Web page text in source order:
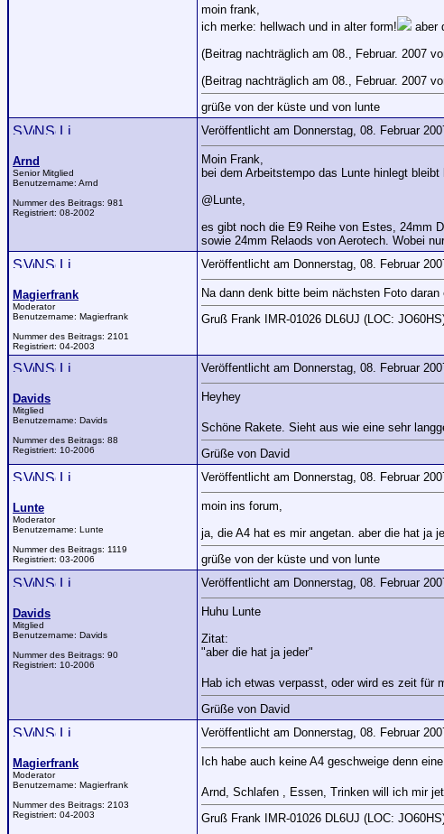
moin frank,
ich merke: hellwach und in alter form!
aber
(Beitrag nachträglich am 08., Februar. 2007
(Beitrag nachträglich am 08., Februar. 2007
grüße von der küste und von lunte
Arnd
Senior Mitglied
Benutzername: Arnd
Nummer des Beitrags: 981
Registriert: 08-2002
Veröffentlicht am Donnerstag, 08. Februar
Moin Frank,
bei dem Arbeitstempo das Lunte hinlegt
@Lunte,
es gibt noch die E9 Reihe von Estes, 24mm
sowie 24mm Relaods von Aerotech. Wobei
Magierfrank
Moderator
Benutzername: Magierfrank
Nummer des Beitrags: 2101
Registriert: 04-2003
Veröffentlicht am Donnerstag, 08. Februar
Na dann denk bitte beim nächsten Foto
Gruß Frank IMR-01026 DL6UJ (LOC:
Davids
Mitglied
Benutzername: Davids
Nummer des Beitrags: 88
Registriert: 10-2006
Veröffentlicht am Donnerstag, 08. Februar
Heyhey
Schöne Rakete. Sieht aus wie eine sehr
Grüße von David
Lunte
Moderator
Benutzername: Lunte
Nummer des Beitrags: 1119
Registriert: 03-2006
Veröffentlicht am Donnerstag, 08. Februar
moin ins forum,
ja, die A4 hat es mir angetan. aber die hat ja
grüße von der küste und von lunte
Davids
Mitglied
Benutzername: Davids
Nummer des Beitrags: 90
Registriert: 10-2006
Veröffentlicht am Donnerstag, 08. Februar
Huhu Lunte
Zitat:
"aber die hat ja jeder"
Hab ich etwas verpasst, oder wird es zeit für
Grüße von David
Magierfrank
Moderator
Benutzername: Magierfrank
Nummer des Beitrags: 2103
Registriert: 04-2003
Veröffentlicht am Donnerstag, 08. Februar
Ich habe auch keine A4 geschweige denn eine
Arnd, Schlafen , Essen, Trinken will ich mir
Gruß Frank IMR-01026 DL6UJ (LOC: